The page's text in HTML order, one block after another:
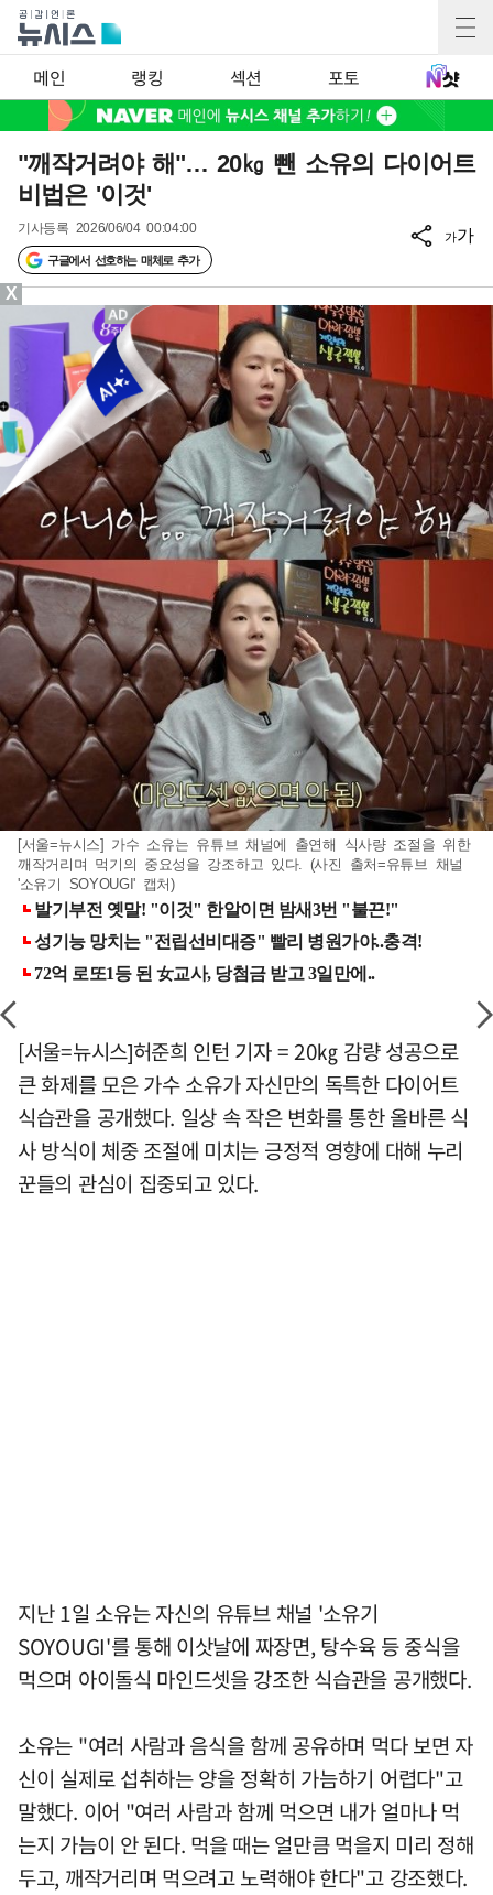
메인 랭킹 섹션 포토
"깨작거려야 해"… 20㎏ 뺀 소유의 다이어트
비법은 '이것'
기사등록 2026/06/04 00:04:00
구글에서 선호하는 매체로 추가
가가
[서울=뉴시스] 가수 소유는 유튜브 채널에 출연해 식사량 조절을 위한
깨작거리며 먹기의 중요성을 강조하고 있다. (사진 출처=유튜브 채널
'소유기 SOYOUGI' 캡처)
[서울=뉴시스]허준희 인턴 기자 = 20㎏ 감량 성공으로
큰 화제를 모은 가수 소유가 자신만의 독특한 다이어트
식습관을 공개했다. 일상 속 작은 변화를 통한 올바른 식
사 방식이 체중 조절에 미치는 긍정적 영향에 대해 누리
꾼들의 관심이 집중되고 있다.
지난 1일 소유는 자신의 유튜브 채널 '소유기
SOYOUGI'를 통해 이삿날에 짜장면, 탕수육 등 중식을
먹으며 아이돌식 마인드셋을 강조한 식습관을 공개했다.
소유는 "여러 사람과 음식을 함께 공유하며 먹다 보면 자
신이 실제로 섭취하는 양을 정확히 가늠하기 어렵다"고
말했다. 이어 "여러 사람과 함께 먹으면 내가 얼마나 먹
는지 가늠이 안 된다. 먹을 때는 얼만큼 먹을지 미리 정해
두고, 깨작거리며 먹으려고 노력해야 한다"고 강조했다.
X